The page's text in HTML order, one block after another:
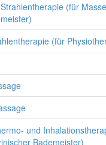
(für
(für
und
Bademeister)